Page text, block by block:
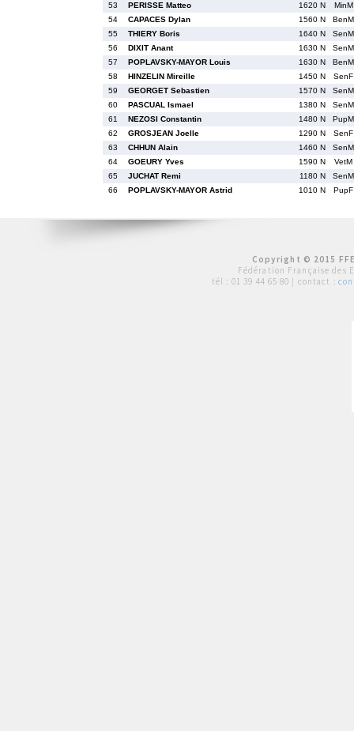
53
PERISSE Matteo 1620 N
MinM
54
CAPACES Dylan 1560 N
BenM
55
THIERY Boris 1640 N
SenM
56
DIXIT Anant 1630 N
SenM
57
POPLAVSKY-MAYOR Louis 1630 N
BenM
58
HINZELIN Mireille 1450 N
SenF
59
GEORGET Sebastien 1570 N
SenM
60
PASCUAL Ismael 1380 N
SenM
61
NEZOSI Constantin 1480 N
PupM
62
GROSJEAN Joelle 1290 N
SenF
63
CHHUN Alain 1460 N
SenM
64
GOEURY Yves 1590 N
VetM
65
JUCHAT Remi 1180 N
SenM
66
POPLAVSKY-MAYOR Astrid 1010 N PupF
Copyright © 2015
Fédération Française des
tél : 01 39 44 65 80 | contact :